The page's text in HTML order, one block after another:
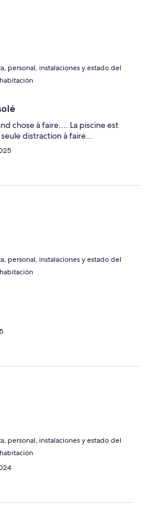
personal, instalaciones y estado del
chose à faire.... La piscine est
distraction à faire...
personal, instalaciones y estado del
personal, instalaciones y estado del